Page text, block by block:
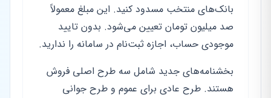
بانک‌های منتخب مسدود کنید. این مبلغ معمولاً
صد میلیون تومان تعیین می‌شود. بدون تایید
موجودی حساب، اجازه ثبت‌نام در سامانه را ندارید.
بخشنامه‌های جدید شامل سه طرح اصلی فروش
هستند. طرح عادی برای عموم و طرح جوانی